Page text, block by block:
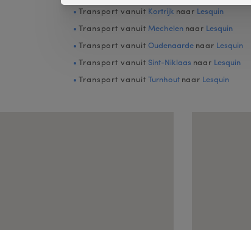
Transport vanuit Kortrijk naar Lesquin
Transport vanuit Mechelen naar Lesquin
Transport vanuit Oudenaarde naar Lesquin
Transport vanuit Sint-Niklaas naar Lesquin
Transport vanuit Turnhout naar Lesquin